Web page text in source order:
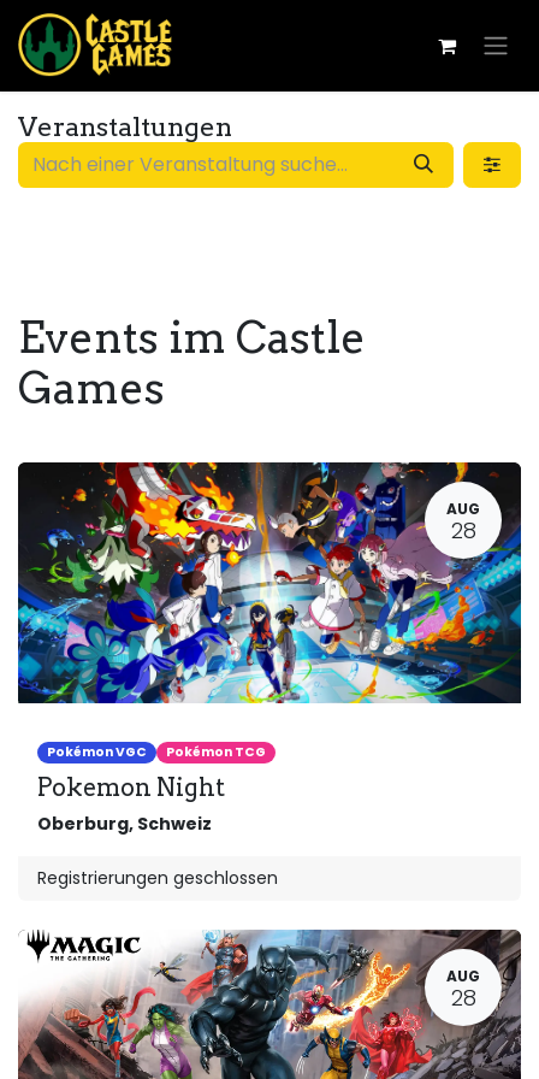
Veranstaltungen
Events im Castle
Games
AUG
28
Pokémon VGC Pokémon TCG
Pokemon Night
Oberburg, Schweiz
Registrierungen geschlossen
AUG
28